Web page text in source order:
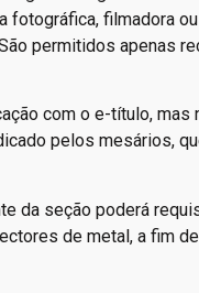
fotográfica, filmadora
permitidos apenas
com o e-título, mas
pelos mesários,
da seção poderá
de metal, a fim